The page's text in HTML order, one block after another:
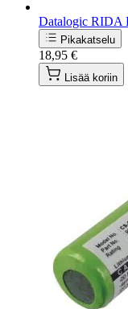
Datalogic RIDA
Pikakatselu
18,95 €
Lisää koriin